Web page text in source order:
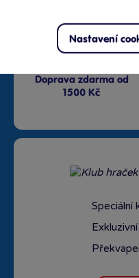
Doprava zdarma od
1500 Kč
Speciální
Nastavení